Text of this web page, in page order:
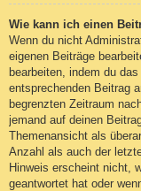
Wie kann ich einen
Wenn du nicht
eigenen Beiträge
bearbeiten, indem du
entsprechenden Beitrag
begrenzten Zeitraum
jemand auf deinen
Themenansicht als
Anzahl als auch der
Hinweis erscheint nicht,
geantwortet hat oder